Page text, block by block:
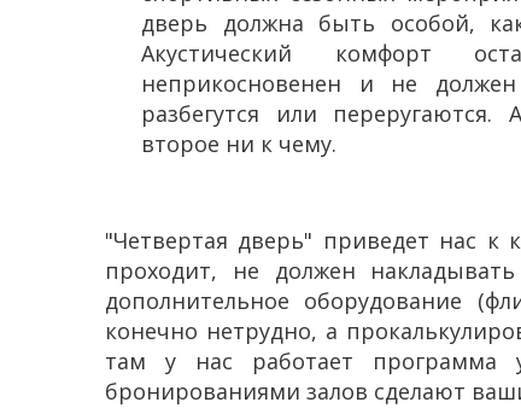
дверь должна быть особой,
Акустический комфорт
неприкосновенен и не
разбегутся или
второе ни к чему.
"Четвертая дверь" приведет нас
проходит, не должен
дополнительное оборудование
конечно нетрудно, а
там у нас работает программа
бронированиями залов сделают